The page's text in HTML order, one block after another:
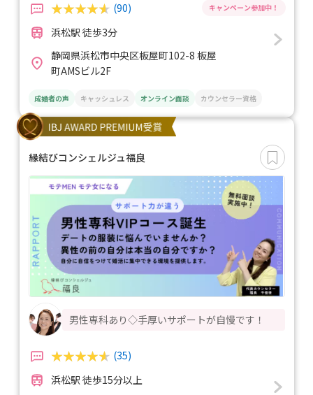
(90)
浜松駅 徒歩3分
静岡県浜松市中央区板屋町102-8 板屋
町AMSビル2F
成婚者の声 キャッシュレス オンライン面談 カウンセラー資格
縁結びコンシェルジュ福良
男性専科あり◇手厚いサポートが自慢です！
(35)
浜松駅 徒歩15分以上